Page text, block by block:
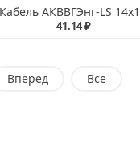
41.14 ₽
Вперед Все